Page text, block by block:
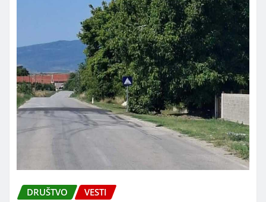
DRUŠTVO VESTI